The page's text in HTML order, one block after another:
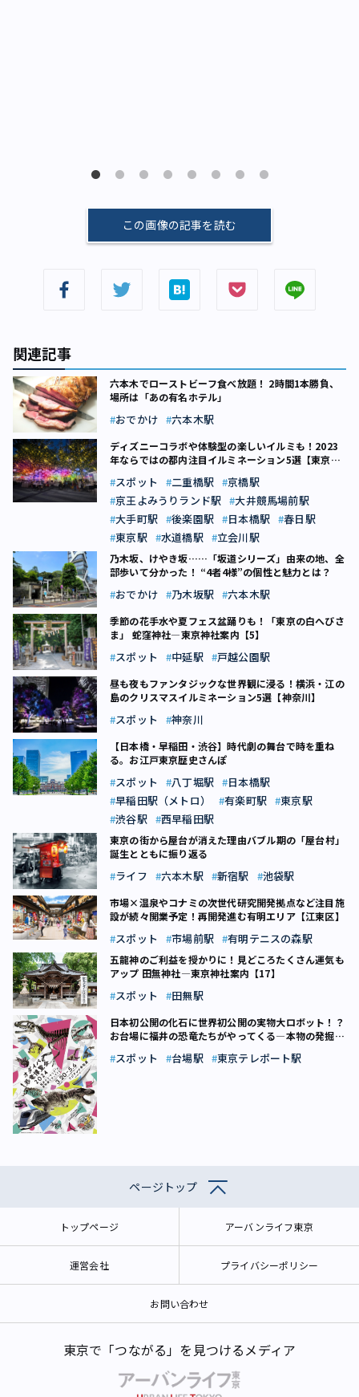
この画像の記事を読む
関連記事
六本木でローストビーフ食べ放題！ 2時間1本勝負、
場所は「あの有名ホテル」
おでかけ 六本木駅
ディズニーコラボや体験型の楽しいイルミも！2023
年ならではの都内注目イルミネーション5選【東京都
スポット 二重橋駅
京橋駅
京王よみうりランド駅
大井競馬場前駅
大手町駅
後楽園駅 日本橋駅
春日駅
東京駅
水道橋駅 立会川駅
乃木坂、けやき坂……「坂道シリーズ」由来の地、全
部歩いて分かった！ “4者4様”の個性と魅力とは？
おでかけ 乃木坂駅 六本木駅
季節の花手水や夏フェス盆踊りも！「東京の白へびさ
ま」 蛇窪神社―東京神社案内【5】
スポット 中延駅 戸越公園駅
昼も夜もファンタジックな世界観に浸る！横浜・江の
島のクリスマスイルミネーション5選【神奈川】
スポット 神奈川
【日本橋・早稲田・渋谷】時代劇の舞台で時を重ね
る。お江戸東京歴史さんぽ
スポット 八丁堀駅
日本橋駅
早稲田駅（メトロ）
有楽町駅
東京駅
渋谷駅
西早稲田駅
東京の街から屋台が消えた理由――バブル期の「屋台村」
誕生とともに振り返る
ライフ 六本木駅 新宿駅 池袋駅
市場×温泉やコナミの次世代研究開発拠点など注目施
設が続々開業予定！再開発進む有明エリア【江東区】
スポット 市場前駅 有明テニスの森駅
五龍神のご利益を授かりに！見どころたくさん運気も
アップ 田無神社―東京神社案内【17】
スポット 田無駅
日本初公開の化石に世界初公開の実物大ロボット！？
お台場に福井の恐竜たちがやってくる―本物の発掘体
スポット 台場駅 東京テレポート駅
ページトップ
トップページ アーバンライフ東京
運営会社 プライバシーポリシー
お問い合わせ
東京で「つながる」を見つけるメディア